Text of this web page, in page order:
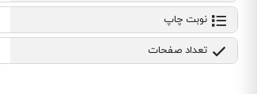
نوبت چاپ
تعداد صفحات